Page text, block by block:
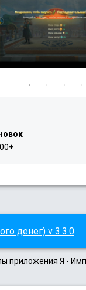
денег) v 3.3.0
приложения Я -